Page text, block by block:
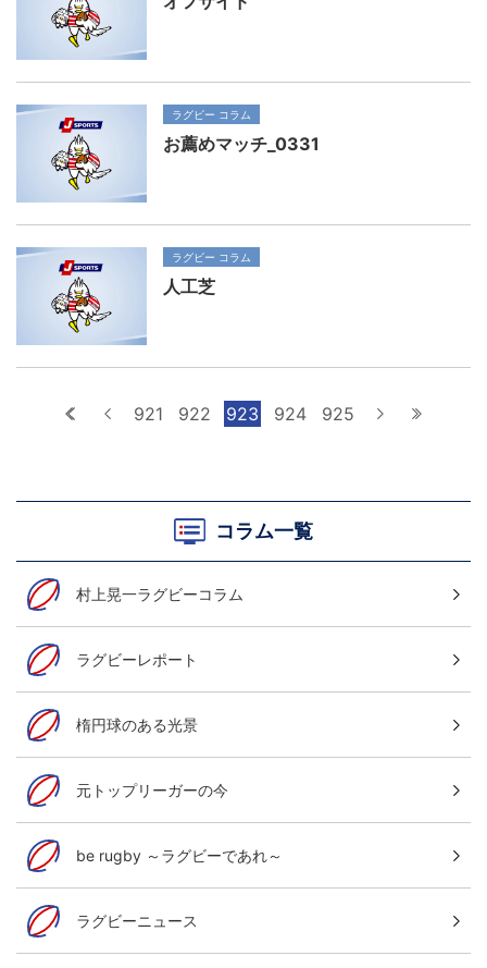
ラグビー コラム
お薦めマッチ_0331
ラグビー コラム
人工芝
最初へ前へ
921 922 923 924 925 次へ
コラム一覧
村上晃一ラグビーコラム
ラグビーレポート
楕円球のある光景
元トップリーガーの今
be rugby ～ラグビーであれ～
ラグビーニュース